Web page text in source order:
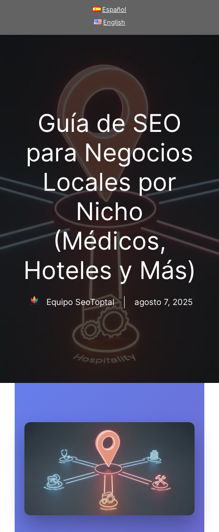
Español
English
Guía de SEO
para Negocios
Locales por
Nicho
(Médicos,
Hoteles y Más)
Equipo SeoToptal agosto 7, 2025